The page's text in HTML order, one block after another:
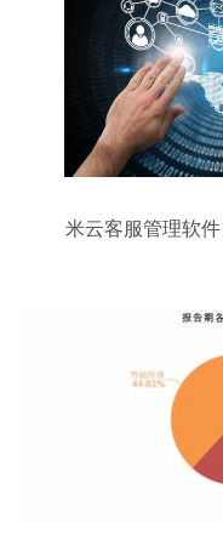
米云客服管理软